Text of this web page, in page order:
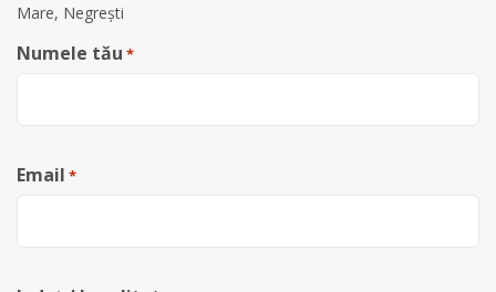
Mare, Negrești
Numele tău *
Email *